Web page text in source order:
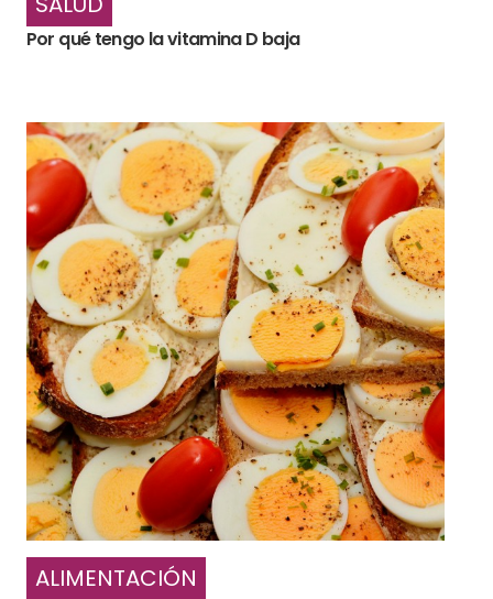
Por qué tengo la vitamina D baja
ALIMENTACIÓN